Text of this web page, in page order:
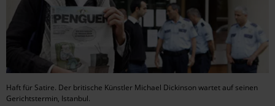
Haft für Satire. Der britische Künstler Michael Dickinson wartet auf seinen
Gerichtstermin, Istanbul.